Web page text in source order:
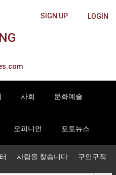
LOGIN
SIGN UP
사회 문화예술
오피니언 포토뉴스
사람을 찾습니다 구인구직